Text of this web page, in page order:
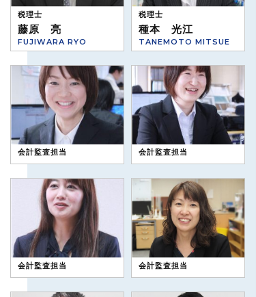
税理士
藤原 亮
FUJIWARA RYO
税理士
種本 光江
TANEMOTO MITSUE
会計監査担当 会計監査担当
会計監査担当 会計監査担当